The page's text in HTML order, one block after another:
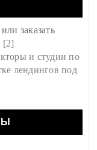
заказать
[2]
и студии по
лендингов под